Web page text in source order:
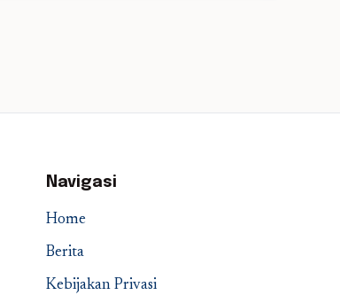
Navigasi
Home
Berita
Kebijakan Privasi